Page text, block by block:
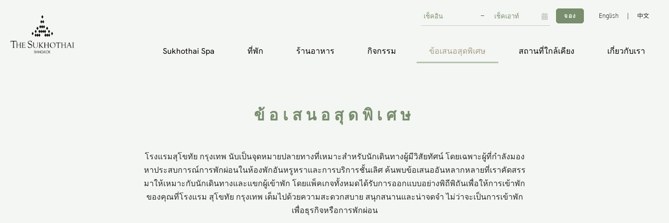
– จอง English 中文
Sukhothai Spa ที่พัก ร้านอาหาร กิจกรรม ข้อเสนอสุดพิเศษ สถานที่ใกล้เคียง เกี่ยวกับเรา
ข้อเสนอสุดพิเศษ
โรงแรมสุโขทัย กรุงเทพ นับเป็นจุดหมายปลายทางที่เหมาะสำหรับนักเดินทางผู้มีวิสัยทัศน์ โดยเฉพาะผู้ที่กำลังมอง
หาประสบการณ์การพักผ่อนในห้องพักอันหรูหราและการบริการชั้นเลิศ ค้นพบข้อเสนออันหลากหลายที่เราคัดสรร
มาให้เหมาะกับนักเดินทางและแขกผู้เข้าพัก โดยแพ็คเกจทั้งหมดได้รับการออกแบบอย่างพิถีพิถันเพื่อให้การเข้าพัก
ของคุณที่โรงแรม สุโขทัย กรุงเทพ เต็มไปด้วยความสะดวกสบาย สนุกสนานและน่าจดจำ ไม่ว่าจะเป็นการเข้าพัก
เพื่อธุรกิจหรือการพักผ่อน